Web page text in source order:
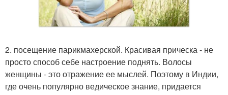
2. посещение парикмахерской. Красивая прическа - не
просто способ себе настроение поднять. Волосы
женщины - это отражение ее мыслей. Поэтому в Индии,
где очень популярно ведическое знание, придается